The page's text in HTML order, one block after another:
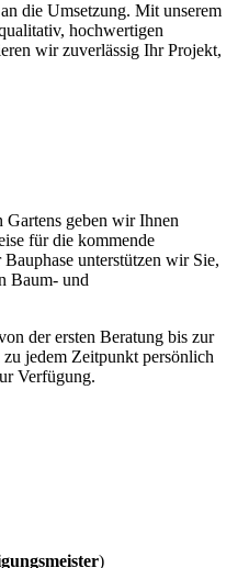
die Umsetzung. Mit unserem
hochwertigen
wir zuverlässig Ihr Projekt,
Gartens geben wir Ihnen
für die kommende
unterstützen wir Sie,
Baum- und
der ersten Beratung bis zur
jedem Zeitpunkt persönlich
Verfügung.
)